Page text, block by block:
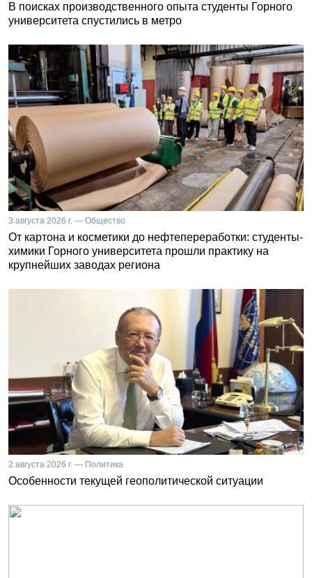
В поисках производственного опыта студенты Горного
университета спустились в метро
3 августа 2026 г. — Общество
От картона и косметики до нефтепереработки: студенты-
химики Горного университета прошли практику на
крупнейших заводах региона
2 августа 2026 г. — Политика
Особенности текущей геополитической ситуации